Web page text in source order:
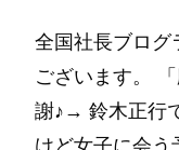
全国社長ブログ
ございます。
謝♪→ 鈴木正行
けど女子に会う